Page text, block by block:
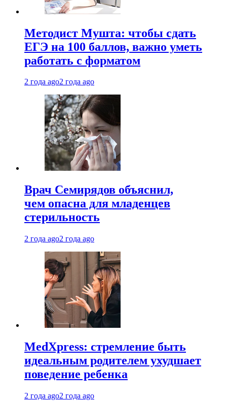
Методист Мушта: чтобы сдать
ЕГЭ на 100 баллов, важно уметь
работать с форматом
2 года ago2 года ago
Врач Семирядов объяснил,
чем опасна для младенцев
стерильность
2 года ago2 года ago
MedXpress: стремление быть
идеальным родителем ухудшает
поведение ребенка
2 года ago2 года ago